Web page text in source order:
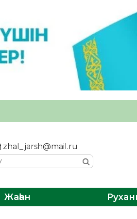
zhal_jarsh@mail.ru
Жаһан